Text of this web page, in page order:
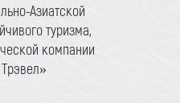
Азиатской
туризма,
компании